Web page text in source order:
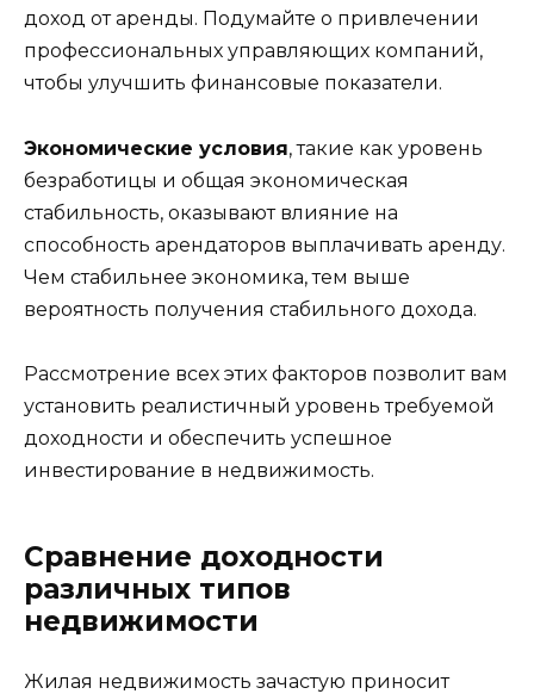
доход от аренды. Подумайте о привлечении
профессиональных управляющих компаний,
чтобы улучшить финансовые показатели.
Экономические условия, такие как уровень
безработицы и общая экономическая
стабильность, оказывают влияние на
способность арендаторов выплачивать аренду.
Чем стабильнее экономика, тем выше
вероятность получения стабильного дохода.
Рассмотрение всех этих факторов позволит вам
установить реалистичный уровень требуемой
доходности и обеспечить успешное
инвестирование в недвижимость.
Сравнение доходности
различных типов
недвижимости
Жилая недвижимость зачастую приносит